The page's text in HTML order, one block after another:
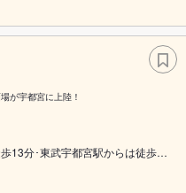
が宇都宮に上陸！
13分･東武宇都宮駅からは徒歩…